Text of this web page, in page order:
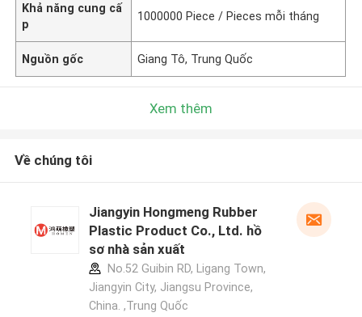
Khả năng cung cấ
p
1000000 Piece / Pieces mỗi tháng
Nguồn gốc Giang Tô, Trung Quốc
Xem thêm
Về chúng tôi
Jiangyin Hongmeng Rubber
Plastic Product Co., Ltd. hồ
sơ nhà sản xuất
No.52 Guibin RD, Ligang Town,
Jiangyin City, Jiangsu Province,
China. ,Trung Quốc